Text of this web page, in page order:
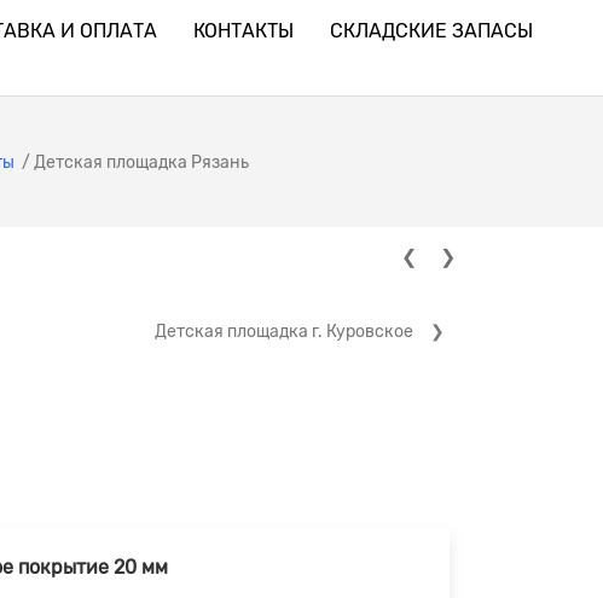
И ОПЛАТА КОНТАКТЫ СКЛАДСКИЕ ЗАПАСЫ
/ Детская площадка Рязань
Детская площадка г. Куровское
покрытие 20 мм